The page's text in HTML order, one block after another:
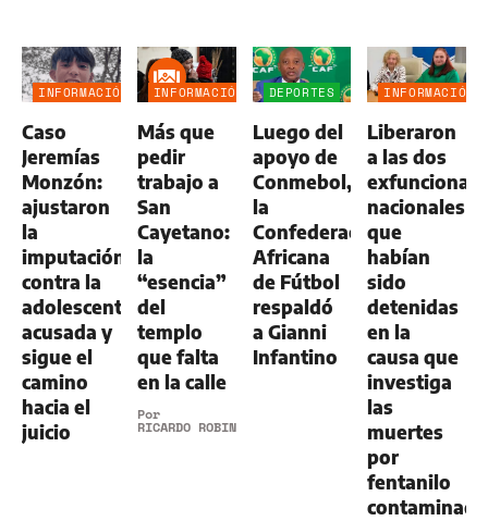
INFORMACIÓN
Caso
Jeremías
Monzón:
ajustaron
la
imputación
contra la
adolescente
acusada y
sigue el
camino
hacia el
juicio
INFORMACIÓN
Más que
pedir
trabajo a
San
Cayetano:
la
“esencia”
del
templo
que falta
en la calle
Por
RICARDO ROBINS
DEPORTES
Luego del
apoyo de
Conmebol,
la
Confederación
Africana
de Fútbol
respaldó
a Gianni
Infantino
INFORMACIÓN
Liberaron
a las dos
nacionales
que
habían
sido
detenidas
en la
causa que
investiga
las
muertes
por
fentanilo
contaminado